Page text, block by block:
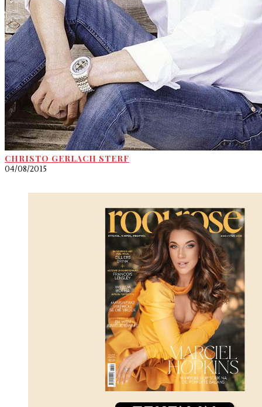
CHRISTO GERLACH STERF
04/08/2015